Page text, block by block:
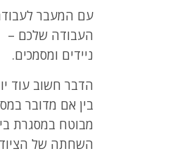
עם המעבר
העבודה שלכם –
ניידים ומסמכים.
הדבר חשוב עוד
בין אם מדובר
מבוטח במסגרת
השחתה של הציוד